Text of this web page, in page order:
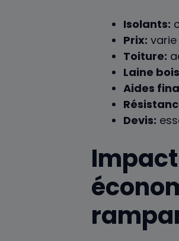
Isolants:
Prix: varie
Toiture:
Laine
Aides
Devis: